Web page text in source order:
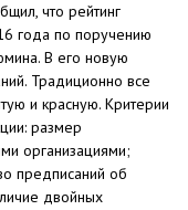
что рейтинг
года по поручению
В его новую
Традиционно все
и красную. Критерии
размер
организациями;
предписаний об
двойных